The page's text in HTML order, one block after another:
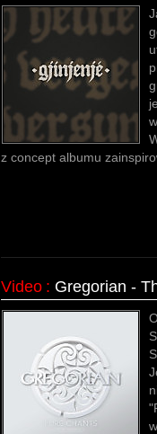
z concept albumu
Video : Gregorian -